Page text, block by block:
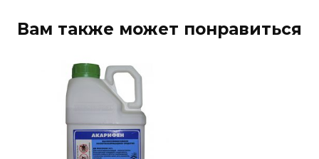
Вам также может понравиться